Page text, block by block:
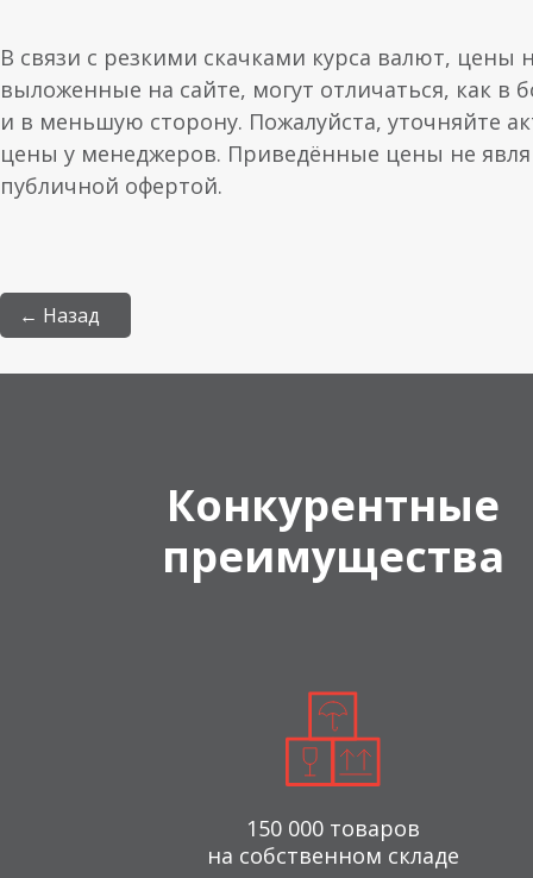
В связи с резкими скачками курса валют, цены
выложенные на сайте, могут отличаться, как в
и в меньшую сторону. Пожалуйста, уточняйте
цены у менеджеров. Приведённые цены не
публичной офертой.
← Назад
Конкурентные
преимущества
150 000 товаров
на собственном складе